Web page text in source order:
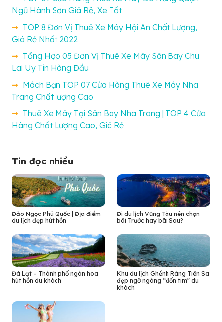
Ngũ Hành Sơn Giá Rẻ, Xe Tốt
TOP 8 Đơn Vị Thuê Xe Máy Hội An Chất Lượng,
Giá Rẻ Nhất 2022
Tổng Hợp 05 Đơn Vị Thuê Xe Máy Sân Bay Chu
Lai Uy Tín Hàng Đầu
Mách Bạn TOP 07 Cửa Hàng Thuê Xe Máy Nha
Trang Chất lượng Cao
Thuê Xe Máy Tại Sân Bay Nha Trang | TOP 4 Cửa
Hàng Chất Lượng Cao, Giá Rẻ
Tin đọc nhiều
Đảo Ngọc Phú Quốc | Địa điểm
du lịch đẹp hút hồn
Đi du lịch Vũng Tàu nên chọn
bãi Trước hay bãi Sau?
Đà Lạt – Thành phố ngàn hoa
hút hồn du khách
Khu du lịch Ghềnh Ráng Tiên Sa
đẹp ngỡ ngàng “đốn tim” du
khách